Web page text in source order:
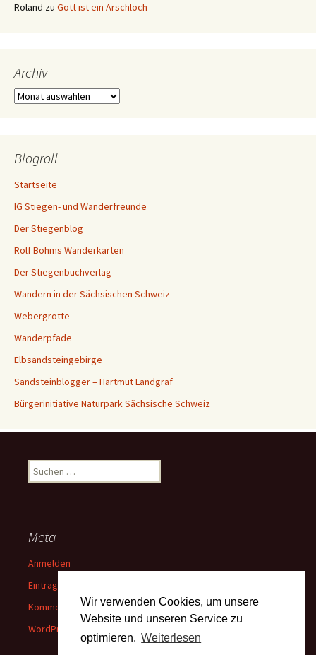
Wir verwenden Cookies, um unsere
Website und unseren Service zu
optimieren. Weiterlesen
Roland zu Gott ist ein Arschloch
Archiv
Archiv
Blogroll
Startseite
IG Stiegen- und Wanderfreunde
Der Stiegenblog
Rolf Böhms Wanderkarten
Der Stiegenbuchverlag
Wandern in der Sächsischen Schweiz
Webergrotte
Wanderpfade
Elbsandsteingebirge
Sandsteinblogger – Hartmut Landgraf
Bürgerinitiative Naturpark Sächsische Schweiz
Suchen
nach:
Meta
Anmelden
Eintrags-Feed
Kommentar-Feed
WordPress.org